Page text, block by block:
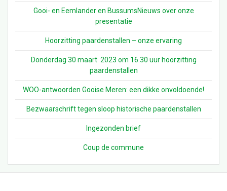
Gooi- en Eemlander en BussumsNieuws over onze
presentatie
Hoorzitting paardenstallen – onze ervaring
Donderdag 30 maart 2023 om 16.30 uur hoorzitting
paardenstallen
WOO-antwoorden Gooise Meren: een dikke onvoldoende!
Bezwaarschrift tegen sloop historische paardenstallen
Ingezonden brief
Coup de commune